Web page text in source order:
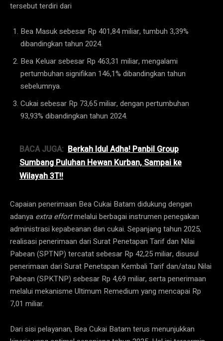
tersebut terdiri dari
Bea Masuk sebesar Rp 401,84 miliar, tumbuh 3,39%
dibandingkan tahun 2024.
Bea Keluar sebesar Rp 463,31 miliar, mengalami
pertumbuhan signifikan 146,1% dibandingkan tahun
sebelumnya.
Cukai sebesar Rp 73,65 miliar, dengan pertumbuhan
93,93% dibandingkan tahun 2024.
BACA JUGA: Berkah Idul Adha! Panbil Group
Sumbang Puluhan Hewan Kurban, Sampai ke
Wilayah 3T!!
Capaian penerimaan Bea Cukai Batam didukung dengan
adanya extra effortmelalui berbagai instrumen penegakan
administrasi kepabeanan dan cukai. Sepanjang tahun 2025,
realisasi penerimaan dari Surat Penetapan Tarif dan Nilai
Pabean (SPTNP) tercatat sebesar Rp 42,25 miliar, disusul
penerimaan dari Surat Penetapan Kembali Tarif dan/atau Nilai
Pabean (SPKTNP) sebesar Rp 4,69 miliar, serta penerimaan
melalui mekanisme Ultimum Remedium yang mencapai Rp
7,01 miliar.
Dari sisi pelayanan, Bea Cukai Batam terus menunjukkan